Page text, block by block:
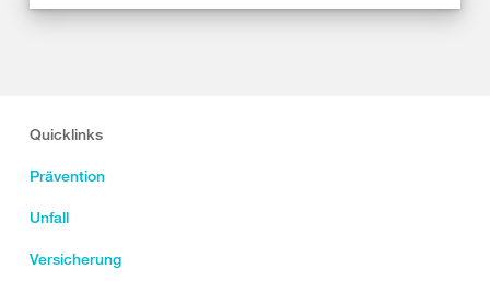
Quicklinks
Prävention
Unfall
Versicherung